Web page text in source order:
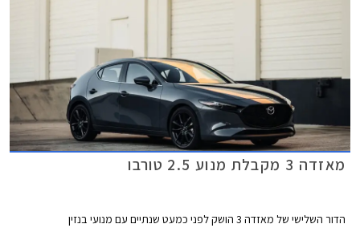
מאזדה 3 מקבלת מנוע 2.5 טורבו
הדור השלישי של מאזדה 3 הושק לפני כמעט שנתיים עם מנועי בנזין